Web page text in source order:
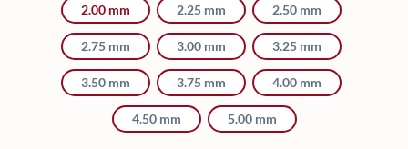
2.00 mm 2.25 mm 2.50 mm
2.75 mm 3.00 mm 3.25 mm
3.50 mm 3.75 mm 4.00 mm
4.50 mm 5.00 mm